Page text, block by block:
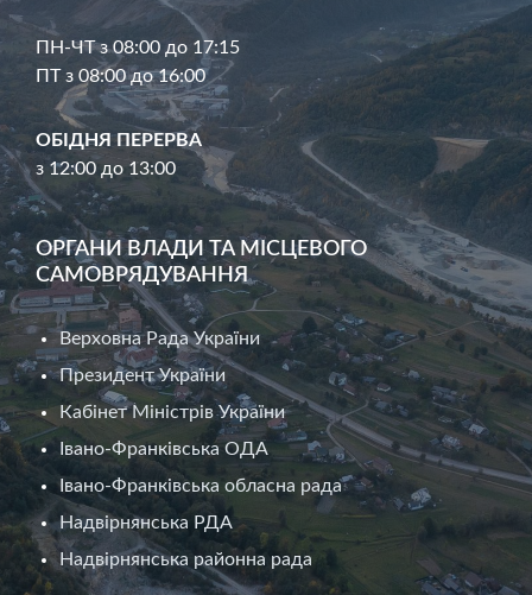
ПН-ЧТ з 08:00 до 17:15
ПТ з 08:00 до 16:00
ОБІДНЯ ПЕРЕРВА
з 12:00 до 13:00
ОРГАНИ ВЛАДИ ТА МІСЦЕВОГО
САМОВРЯДУВАННЯ
Верховна Рада України
Президент України
Кабінет Міністрів України
Івано-Франківська ОДА
Івано-Франківська обласна рада
Надвірнянська РДА
Надвірнянська районна рада